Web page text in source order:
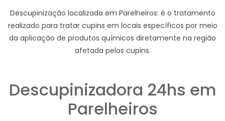
Descupinização localizada em Parelheiros: é o tratamento
realizado para tratar cupins em locais específicos por meio
da aplicação de produtos químicos diretamente na região
afetada pelos cupins.
Descupinizadora 24hs em
Parelheiros